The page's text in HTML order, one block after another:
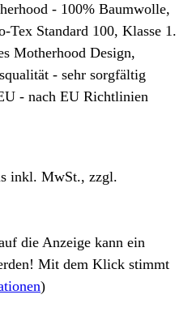
- 100% Baumwolle,
Tex Standard 100, Klasse 1.
Motherhood Design,
- sehr sorgfältig
- nach EU Richtlinien
inkl. MwSt., zzgl.
die Anzeige kann ein
Mit dem Klick stimmt
)